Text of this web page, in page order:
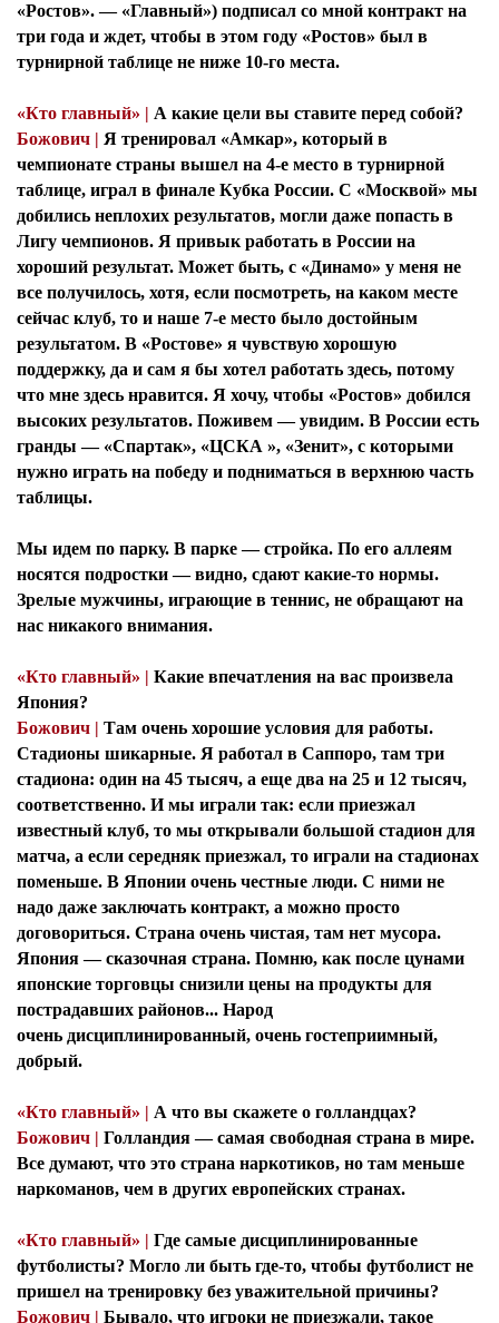
«Ростов». — «Главный») подписал со мной контракт на
три года и ждет, чтобы в этом году «Ростов» был в
турнирной таблице не ниже 10-го места.
«Кто главный» | А какие цели вы ставите перед собой?
Божович | Я тренировал «Амкар», который в
чемпионате страны вышел на 4-е место в турнирной
таблице, играл в финале Кубка России. С «Москвой» мы
добились неплохих результатов, могли даже попасть в
Лигу чемпионов. Я привык работать в России на
хороший результат. Может быть, с «Динамо» у меня не
все получилось, хотя, если посмотреть, на каком месте
сейчас клуб, то и наше 7-е место было достойным
результатом. В «Ростове» я чувствую хорошую
поддержку, да и сам я бы хотел работать здесь, потому
что мне здесь нравится. Я хочу, чтобы «Ростов» добился
высоких результатов. Поживем — увидим. В России есть
гранды — «Спартак», «ЦСКА », «Зенит», с которыми
нужно играть на победу и подниматься в верхнюю часть
таблицы.
Мы идем по парку. В парке — стройка. По его аллеям
носятся подростки — видно, сдают какие-то нормы.
Зрелые мужчины, играющие в теннис, не обращают на
нас никакого внимания.
«Кто главный» | Какие впечатления на вас произвела
Япония?
Божович | Там очень хорошие условия для работы.
Стадионы шикарные. Я работал в Саппоро, там три
стадиона: один на 45 тысяч, а еще два на 25 и 12 тысяч,
соответственно. И мы играли так: если приезжал
известный клуб, то мы открывали большой стадион для
матча, а если середняк приезжал, то играли на стадионах
поменьше. В Японии очень честные люди. С ними не
надо даже заключать контракт, а можно просто
договориться. Страна очень чистая, там нет мусора.
Япония — сказочная страна. Помню, как после цунами
японские торговцы снизили цены на продукты для
пострадавших районов... Народ
очень дисциплинированный, очень гостеприимный,
добрый.
«Кто главный» | А что вы скажете о голландцах?
Божович | Голландия — самая свободная страна в мире.
Все думают, что это страна наркотиков, но там меньше
наркоманов, чем в других европейских странах.
«Кто главный» | Где самые дисциплинированные
футболисты? Могло ли быть где-то, чтобы футболист не
пришел на тренировку без уважительной причины?
Божович | Бывало, что игроки не приезжали, такое